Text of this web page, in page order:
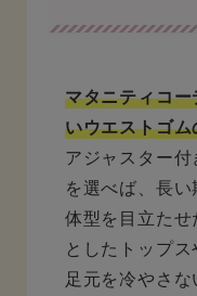
マタニティコ
いウエストゴ
アジャスター
を選べば、長い
体型を目立たせ
としたトップス
足元を冷やさ